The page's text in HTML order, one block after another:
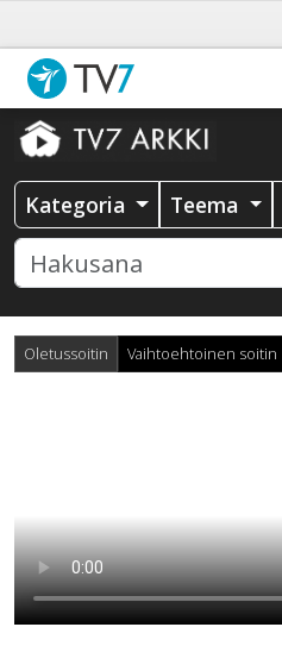
Kategoria Teema
Oletussoitin Vaihtoehtoinen soitin